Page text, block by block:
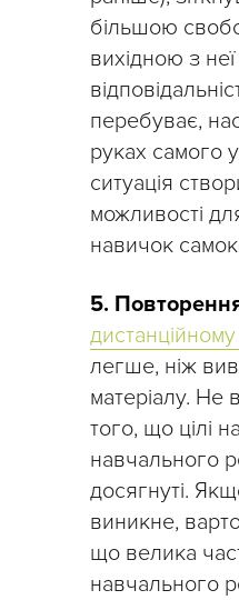
більшою
вихідною з
перебуває,
руках самого
ситуація
можливості
навичок
5.
легше, ніж
матеріалу. Не
того, що цілі
навчального
досягнуті.
виникне,
що велика
навчального